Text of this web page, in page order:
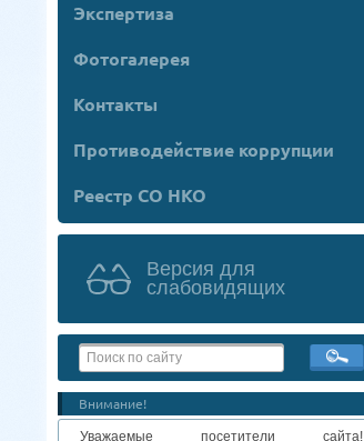
Экспертиза
Фотогалерея
Контакты
Противодействие коррупции
Реестр СО НКО
Версия для
слабовидящих
Внимание!
Уважаемые посетители сайта!